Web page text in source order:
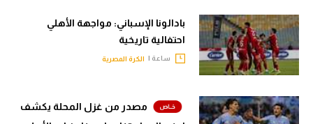
بادالونا الإسباني: مواجهة الأهلي
احتفالية تاريخية
ساعة | الكرة المصرية
مصدر من غزل المحلة يكشف